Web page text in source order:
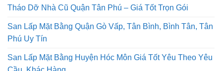
San Lấp Mặt Bằng Quận Gò Vấp, Tân Bình, Bình Tân, Tân
Phú Uy Tín
San Lấp Mặt Bằng Huyện Hóc Môn Giá Tốt Yêu Theo Yêu
Cầu. Khác Hàng